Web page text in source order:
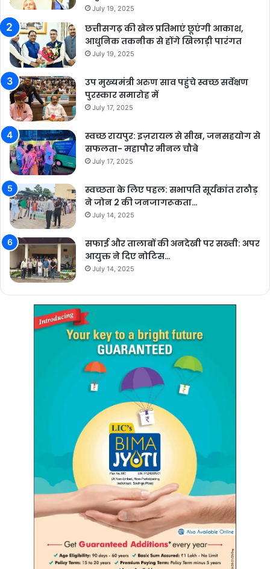
July 19, 2025
छत्तीसगढ़ की खेल प्रतिभाएं छूएंगी आकाश,
आधुनिक तकनीक से होंगे खिलाड़ी पारंगत
July 19, 2025
उप मुख्यमंत्री अरुण साव पहुंचे स्वच्छ सर्वेक्षण
पुरस्कार समारोह में
July 17, 2025
स्वच्छ रायपुर: इज़रायल से सीख, जनसहयोग से
सफलता- महापौर मीनल चौबे
July 17, 2025
स्वच्छता के लिए पहल: सभापति सूर्यकांत राठौड़
ने जोन 2 की जनजागरूकता…
July 14, 2025
सफाई और तालाबों की अनदेखी पर सख्ती: अपर
आयुक्त ने दिए नोटिस…
July 14, 2025